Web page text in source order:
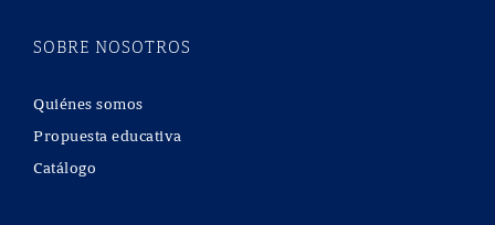
SOBRE NOSOTROS
Quiénes somos
Propuesta educativa
Catálogo